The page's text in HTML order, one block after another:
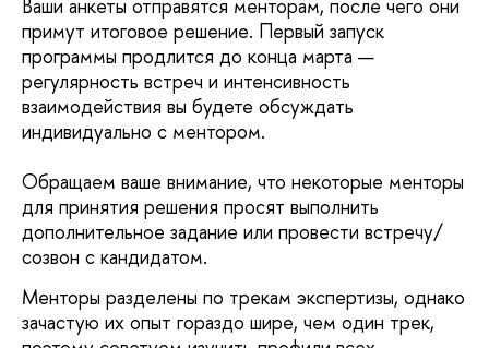
Ваши анкеты отправятся менторам, после чего они
примут итоговое решение. Первый запуск
программы продлится до конца марта —
регулярность встреч и интенсивность
взаимодействия вы будете обсуждать
индивидуально с ментором.
Обращаем ваше внимание, что некоторые менторы
для принятия решения просят выполнить
дополнительное задание или провести встречу/
созвон с кандидатом.
Менторы разделены по трекам экспертизы, однако
зачастую их опыт гораздо шире, чем один трек,